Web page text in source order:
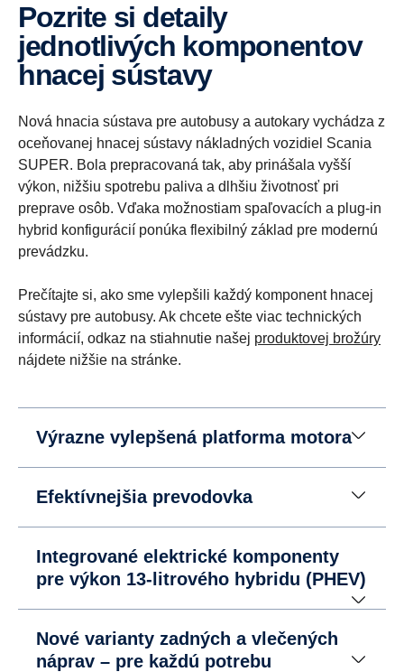
Pozrite si detaily
jednotlivých komponentov
hnacej sústavy
Nová hnacia sústava pre autobusy a autokary vychádza z
oceňovanej hnacej sústavy nákladných vozidiel Scania
SUPER. Bola prepracovaná tak, aby prinášala vyšší
výkon, nižšiu spotrebu paliva a dlhšiu životnosť pri
preprave osôb. Vďaka možnostiam spaľovacích a plug-in
hybrid konfigurácií ponúka flexibilný základ pre modernú
prevádzku.
Prečítajte si, ako sme vylepšili každý komponent hnacej
sústavy pre autobusy. Ak chcete ešte viac technických
informácií, odkaz na stiahnutie našej produktovej brožúry
nájdete nižšie na stránke.
Výrazne vylepšená platforma motora
Efektívnejšia prevodovka
Integrované elektrické komponenty
pre výkon 13-litrového hybridu (PHEV)
Nové varianty zadných a vlečených
náprav – pre každú potrebu